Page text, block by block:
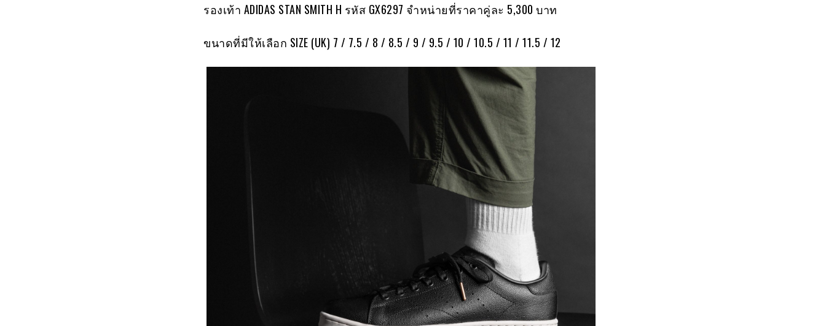
รองเท้า ADIDAS STAN SMITH H รหัส GX6297 จำหน่ายที่ราคาคู่ละ 5,300 บาท
ขนาดที่มีให้เลือก SIZE (UK) 7 / 7.5 / 8 / 8.5 / 9 / 9.5 / 10 / 10.5 / 11 / 11.5 / 12